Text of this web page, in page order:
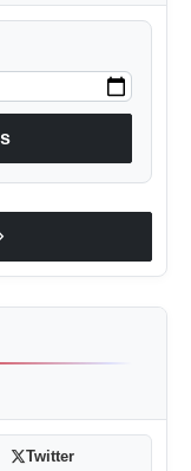
Twitter